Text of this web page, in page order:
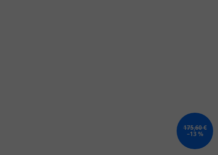
175,60 €
–13 %